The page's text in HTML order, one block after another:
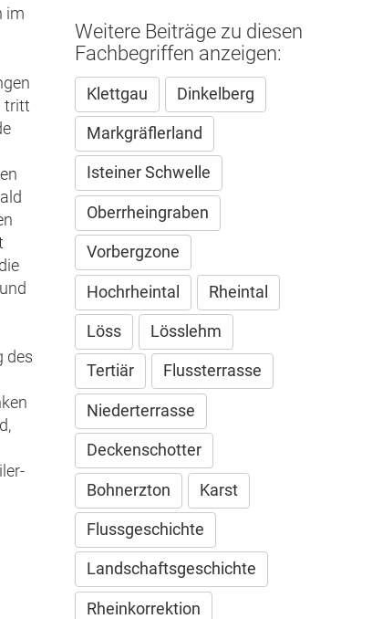
im
tritt
des
Weitere Beiträge zu diesen
Fachbegriffen anzeigen:
Klettgau Dinkelberg
Markgräflerland
Isteiner Schwelle
Oberrheingraben
Vorbergzone
Hochrheintal Rheintal
Löss Lösslehm
Tertiär Flussterrasse
Niederterrasse
Deckenschotter
Bohnerzton Karst
Flussgeschichte
Landschaftsgeschichte
Rheinkorrektion